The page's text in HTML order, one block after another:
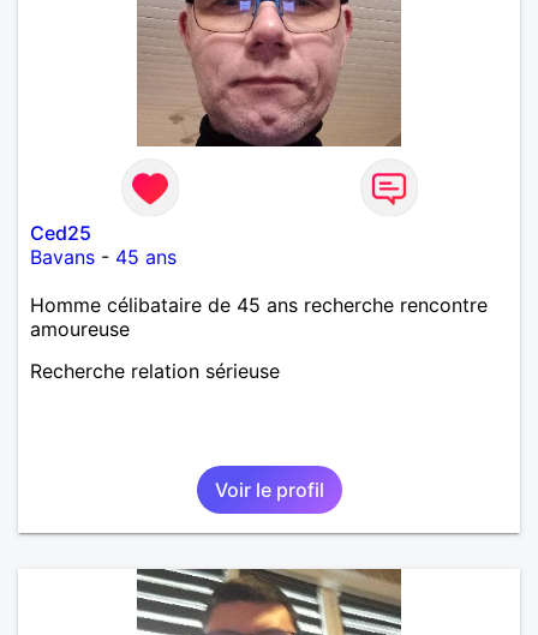
Ced25
Bavans - 45 ans
Homme célibataire de 45 ans recherche rencontre
amoureuse
Recherche relation sérieuse
Voir le profil